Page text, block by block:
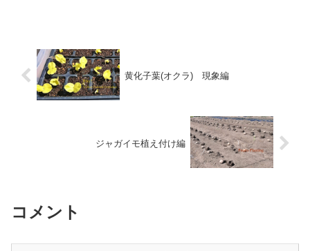
黄化子葉(オクラ) 現象編
ジャガイモ植え付け編
コメント